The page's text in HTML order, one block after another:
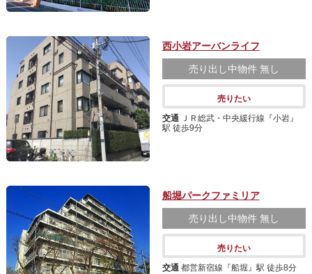
西小岩アーバンライフ
売り出し中物件 無し
売りたい
交通 ＪＲ総武・中央緩行線『小岩』
駅 徒歩9分
船堀パークファミリア
売り出し中物件 無し
売りたい
交通 都営新宿線『船堀』駅 徒歩8分